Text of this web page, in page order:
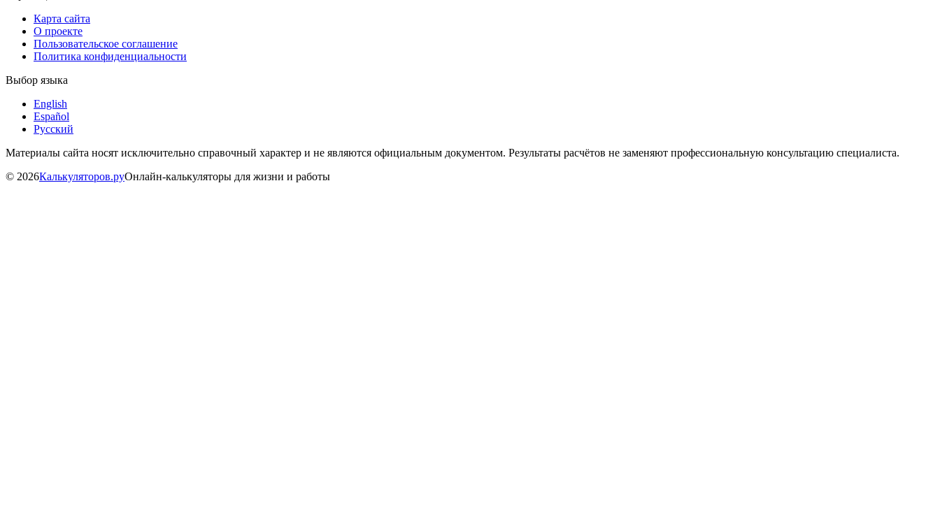
Карта сайта
О проекте
Пользовательское соглашение
Политика конфиденциальности
Выбор языка
English
Español
Русский
Материалы сайта носят исключительно справочный характер и не являются официальным документом. Результаты расчётов не заменяют профессиональную консультацию специалиста.
© 2026Калькуляторов.руОнлайн-калькуляторы для жизни и работы